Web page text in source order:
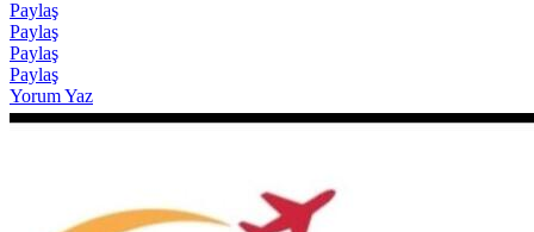
Paylaş
Paylaş
Paylaş
Paylaş
Yorum Yaz